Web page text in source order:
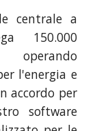
centrale a
150.000
l'energia e
accordo per
software